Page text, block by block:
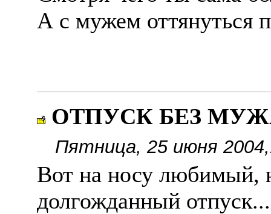
А с мужем оттянуться
ОТПУСК БЕЗ
Пятница, 25 июня
Вот на носу любимый,
долгожданный